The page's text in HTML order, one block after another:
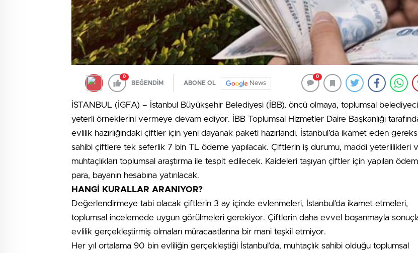
0
BEĞENDİM ABONE OL News
0
İSTANBUL (İGFA) – İstanbul Büyükşehir Belediyesi (İBB), öncü olmaya, toplumsal
yeterli örneklerini vermeye devam ediyor. İBB Toplumsal Hizmetler Daire Başkanlığı
evlilik hazırlığındaki çiftler için yeni dayanak paketi hazırlandı. İstanbul’da ikamet eden
sahibi çiftlere tek seferlik 7 bin TL ödeme yapılacak. Çiftlerin iş durumu, maddi yeterlilikleri
muhtaçlıkları toplumsal araştırma ile tespit edilecek. Kaideleri taşıyan çiftler için yapılan
para, bayanın hesabına yatırılacak.
HANGİ KURALLAR ARANIYOR?
Değerlendirmeye tabi olacak çiftlerin 3 ay içinde evlenmeleri, İstanbul’da ikamet etmeleri,
toplumsal incelemede uygun görülmeleri gerekiyor. Çiftlerin daha evvel boşanmayla
evlilik gerçekleştirmiş olmaları müracaatlarına bir mani teşkil etmiyor.
Her yıl ortalama 90 bin evliliğin gerçekleştiği İstanbul’da, muhtaçlık sahibi olduğu toplumsal